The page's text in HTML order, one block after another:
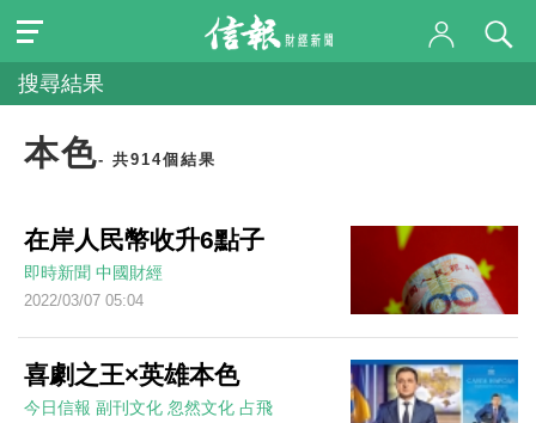
搜尋結果
本色- 共914個結果
在岸人民幣收升6點子
即時新聞 中國財經
2022/03/07 05:04
喜劇之王×英雄本色
今日信報 副刊文化 忽然文化 占飛